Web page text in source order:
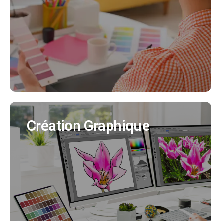
en cohérence avec tous vos supports de
communication. (Création charte graphique,
logo, déclinaisons..)
EN SAVOIR PLUS
Création Graphique
Création Graphique
Nous créons tous vos supports de
communication (flyer, affiche, brochure produit,
bulletin municipal, mascotte..)
EN SAVOIR PLUS